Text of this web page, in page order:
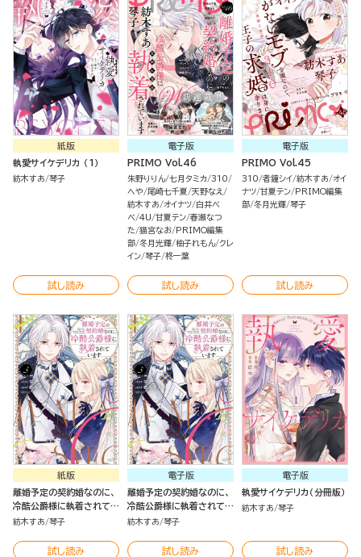
紙版
執愛サイケデリカ （1）
紡木すあ 琴子
試し読み
電子版
PRIMO Vol.46
朱野りりん 七月タミカ 310
へや 尾崎七千夏 天野なえ
紡木すあ オイナツ 白井べ
べ 4U 甘夏テン 春瀬なつ
た 猫宮なお
PRIMO編集
部 冬月光輝 柚子れもん クレ
イン 琴子 柊一葉
試し読み
電子版
PRIMO Vol.45
310 者鐘シイ 紡木すあ オイ
ナツ 甘夏テン
PRIMO編集
部 冬月光輝 琴子
試し読み
紙版
離婚予定の契約婚なのに、
冷酷公爵様に執着されてい
ます （3）
紡木すあ 琴子
試し読み
電子版
離婚予定の契約婚なのに、
冷酷公爵様に執着されてい
ます （3）
紡木すあ 琴子
試し読み
電子版
執愛サイケデリカ（分冊版）
紡木すあ 琴子
試し読み